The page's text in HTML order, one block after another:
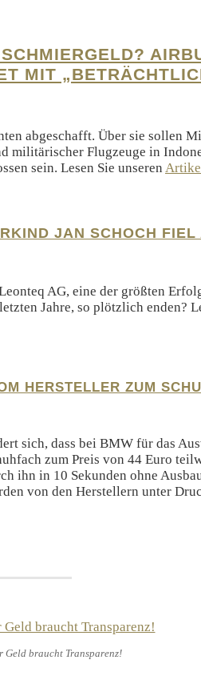
MIT
abgeschafft. Über sie sollen
militärischer Flugzeuge in
sein. Lesen Sie unseren
JAN SCHOCH FIEL
AG, eine der größten
Jahre, so plötzlich enden?
HERSTELLER ZUM
sich, dass bei BMW für das
zum Preis von 44 Euro
ihn in 10 Sekunden ohne
von den Herstellern unter
Geld braucht Transparenz!